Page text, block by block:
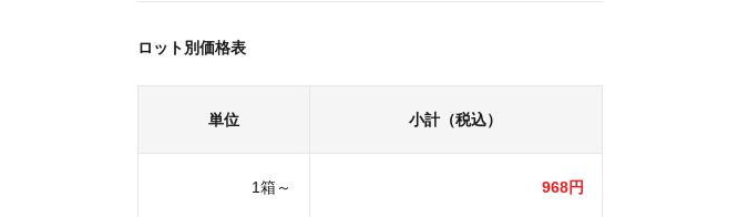
ロット別価格表
単位 小計（税込）
1箱～ 968円